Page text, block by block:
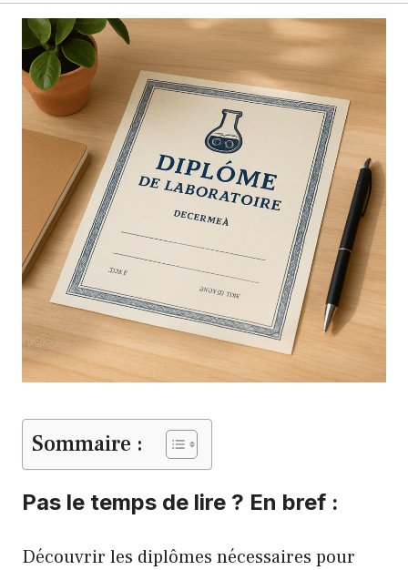
Sommaire :
Pas le temps de lire ? En bref :
Découvrir les diplômes nécessaires pour